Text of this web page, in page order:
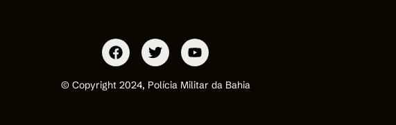
© Copyright 2024, Polícia Militar da Bahia